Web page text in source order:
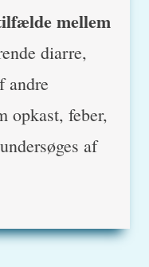
mellem
diarre,
andre
opkast, feber,
af